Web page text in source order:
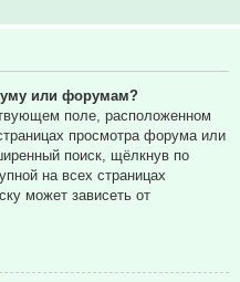
или форумам?
поле, расположенном
просмотра форума или
поиск, щёлкнув по
на всех страницах
может зависеть от